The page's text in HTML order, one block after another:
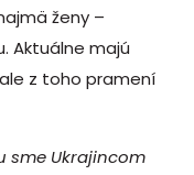
ženy –
Aktuálne majú
z toho pramení
sme Ukrajincom